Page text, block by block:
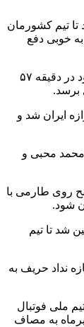
شد تا تیم کشورمان
خوبی دفع
رودی گارسیا سرمربی بلژیک که از نتیجه راضی نبود در دقیقه ۵۷
برسد.
ایران شد و
محمد محبی و
روی طارمی با
شود.
شد تا تیم
اجازه نداد حریف به
ملی فوتبال
تیرماه به مصاف